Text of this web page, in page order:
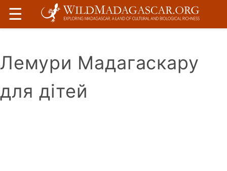
☰
Лемури Мадагаскару
для дітей